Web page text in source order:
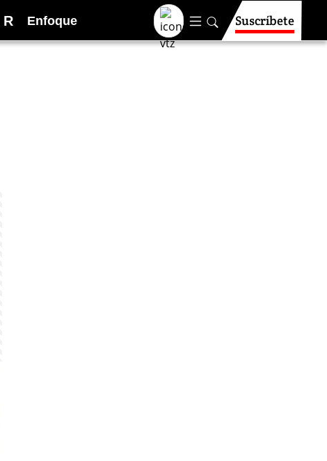
R Enfoque Suscríbete